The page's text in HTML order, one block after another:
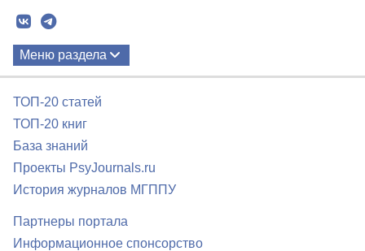
Меню раздела
ТОП-20 статей
ТОП-20 книг
База знаний
Проекты PsyJournals.ru
История журналов МГППУ
Партнеры портала
Информационное спонсорство